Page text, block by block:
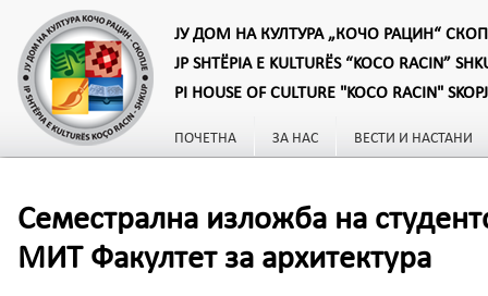
ЈУ ДОМ НА КУЛТУРА „КОЧО РАЦИН“
JP SHTËPIA E KULTURËS “KOCO RACIN”
PI HOUSE OF CULTURE "KOCO RACIN"
ПОЧЕТНА ЗА НАС ВЕСТИ И НАСТАНИ
Семестрална изложба на
МИТ Факултет за архитектура